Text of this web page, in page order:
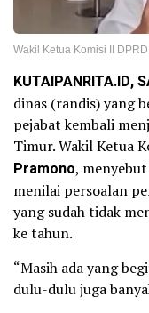
Wakil Ketua Komisi II
KUTAIPANRITA.ID,
dinas (randis) yang
pejabat kembali
Timur. Wakil Ketua
Pramono,
menilai persoalan
yang sudah tidak
ke tahun.
“Masih ada yang
dulu-dulu juga